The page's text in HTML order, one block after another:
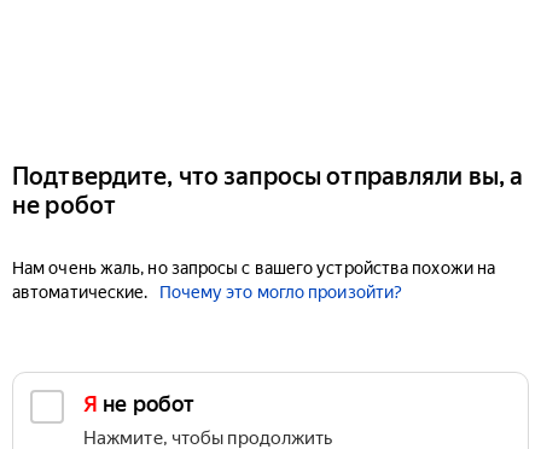
Подтвердите, что запросы отправляли вы, а
не робот
Нам очень жаль, но запросы с вашего устройства похожи на
автоматические.
Почему это могло произойти?
Я не робот
Нажмите, чтобы продолжить